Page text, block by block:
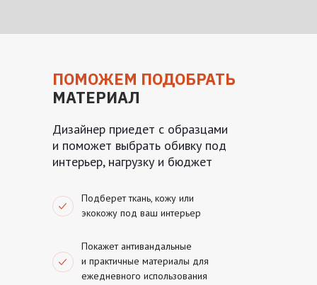
Покажет антивандальные
и практичные материалы для
ежедневного использования
Дизайнер приедет с образцами
и поможет выбрать обивку под
интерьер, нагрузку и бюджет
Подберет ткань, кожу или
экокожу под ваш интерьер
ПОМОЖЕМ ПОДОБРАТЬ
МАТЕРИАЛ